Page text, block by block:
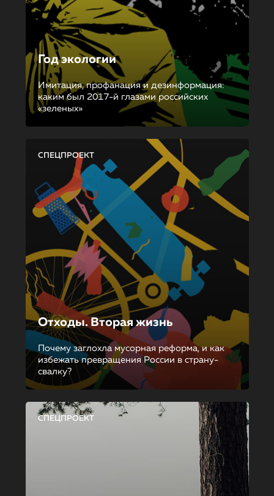
Год экологии
Имитация, профанация и дезинформация:
каким был 2017-й глазами российских
«зеленых»
СПЕЦПРОЕКТ
Отходы. Вторая жизнь
Почему заглохла мусорная реформа, и как
избежать превращения России в страну-
свалку?
СПЕЦПРОЕКТ